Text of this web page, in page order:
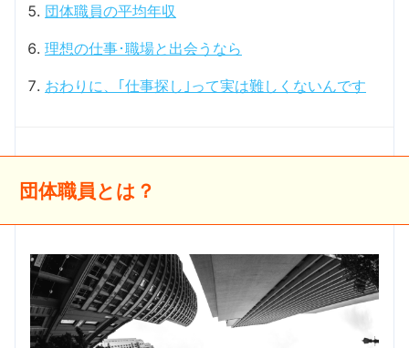
団体職員の平均年収
理想の仕事･職場と出会うなら
おわりに、｢仕事探し｣って実は難しくないんです
団体職員とは？